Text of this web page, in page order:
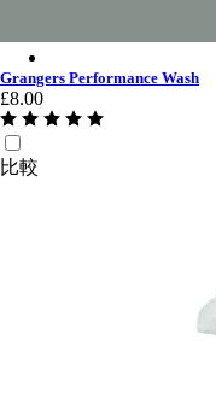
Grangers Performance Wash
£8.00
比較